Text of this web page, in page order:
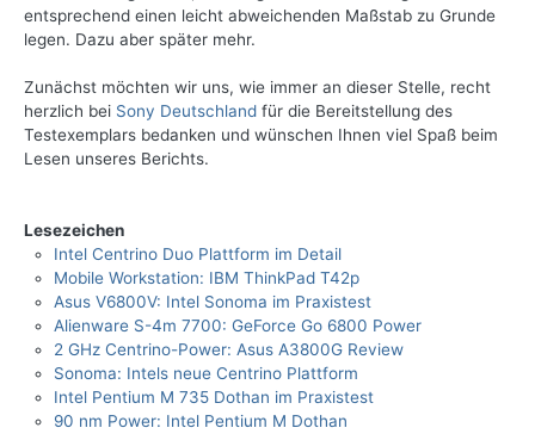
entsprechend einen leicht abweichenden Maßstab zu Grunde
legen. Dazu aber später mehr.
Zunächst möchten wir uns, wie immer an dieser Stelle, recht
herzlich bei Sony Deutschland für die Bereitstellung des
Testexemplars bedanken und wünschen Ihnen viel Spaß beim
Lesen unseres Berichts.
Lesezeichen
Intel Centrino Duo Plattform im Detail
Mobile Workstation: IBM ThinkPad T42p
Asus V6800V: Intel Sonoma im Praxistest
Alienware S-4m 7700: GeForce Go 6800 Power
2 GHz Centrino-Power: Asus A3800G Review
Sonoma: Intels neue Centrino Plattform
Intel Pentium M 735 Dothan im Praxistest
90 nm Power: Intel Pentium M Dothan